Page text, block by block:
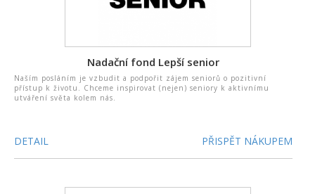
Nadační fond Lepší senior
Naším posláním je vzbudit a podpořit zájem seniorů o pozitivní
přístup k životu. Chceme inspirovat (nejen) seniory k aktivnímu
utváření světa kolem nás.
DETAIL PŘISPĚT NÁKUPEM